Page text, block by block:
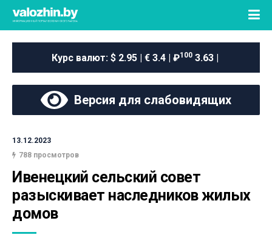
Курс валют: $ 2.95 | € 3.4 | ₽1003.63 |
Версия для слабовидящих
13.12.2023
788 просмотров
Ивенецкий сельский совет
разыскивает наследников жилых
домов